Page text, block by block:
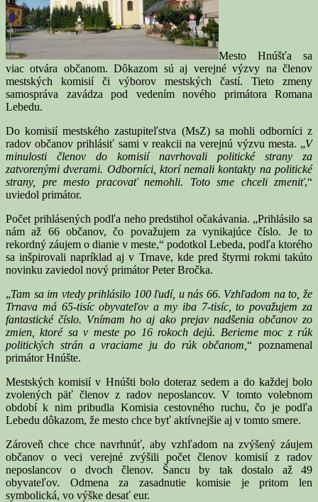
Mesto Hnúšťa sa
viac otvára občanom. Dôkazom sú aj verejné výzvy na členov
mestských komisií či výborov mestských častí. Tieto zmeny
samospráva zavádza pod vedením nového primátora Romana
Lebedu.
Do komisií mestského zastupiteľstva (MsZ) sa mohli odborníci z
radov občanov prihlásiť sami v reakcii na verejnú výzvu mesta. „V
minulosti členov do komisií navrhovali politické strany za
zatvorenými dverami. Odborníci, ktorí nemali kontakty na politické
strany, pre mesto pracovať nemohli. Toto sme chceli zmeniť,“
uviedol primátor.
Počet prihlásených podľa neho predstihol očakávania. „Prihlásilo sa
nám až 66 občanov, čo považujem za vynikajúce číslo. Je to
rekordný záujem o dianie v meste,“ podotkol Lebeda, podľa ktorého
sa inšpirovali napríklad aj v Trnave, kde pred štyrmi rokmi takúto
novinku zaviedol nový primátor Peter Bročka.
„Tam sa im vtedy prihlásilo 100 ľudí, u nás 66. Vzhľadom na to, že
Trnava má 65-tisíc obyvateľov a my iba 7-tisíc, to považujem za
fantastické číslo. Vnímam ho aj ako prejav nadšenia občanov zo
zmien, ktoré sa v meste po 16 rokoch dejú. Berieme moc z rúk
politických strán a vraciame ju do rúk občanom,“ poznamenal
primátor Hnúšte.
Mestských komisií v Hnúšti bolo doteraz sedem a do každej bolo
zvolených päť členov z radov neposlancov. V tomto volebnom
období k nim pribudla Komisia cestovného ruchu, čo je podľa
Lebedu dôkazom, že mesto chce byť aktívnejšie aj v tomto smere.
Zároveň chce chce navrhnúť, aby vzhľadom na zvýšený záujem
občanov o veci verejné zvýšili počet členov komisií z radov
neposlancov o dvoch členov. Šancu by tak dostalo až 49
obyvateľov. Odmena za zasadnutie komisie je pritom len
symbolická, vo výške desať eur.